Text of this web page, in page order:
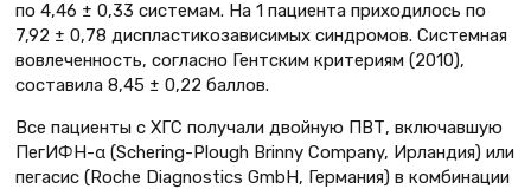
по 4,46 ± 0,33 системам. На 1 пациента приходилось по
7,92 ± 0,78 диспластикозависимых синдромов. Системная
вовлеченность, согласно Гентским критериям (2010),
составила 8,45 ± 0,22 баллов.
Все пациенты с ХГС получали двойную ПВТ, включавшую
ПегИФН-α (Schering-Plough Brinny Company, Ирландия) или
пегасис (Roche Diagnostics GmbH, Германия) в комбинации